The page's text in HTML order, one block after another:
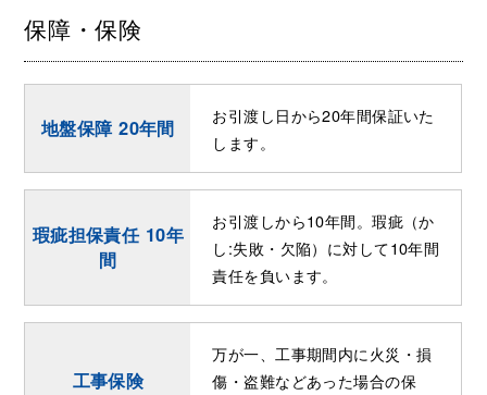
保障・保険
地盤保障 20年間
お引渡し日から20年間保証いた
します。
瑕疵担保責任 10年
間
お引渡しから10年間。瑕疵（か
し:失敗・欠陥）に対して10年間
責任を負います。
工事保険
万が一、工事期間内に火災・損
傷・盗難などあった場合の保